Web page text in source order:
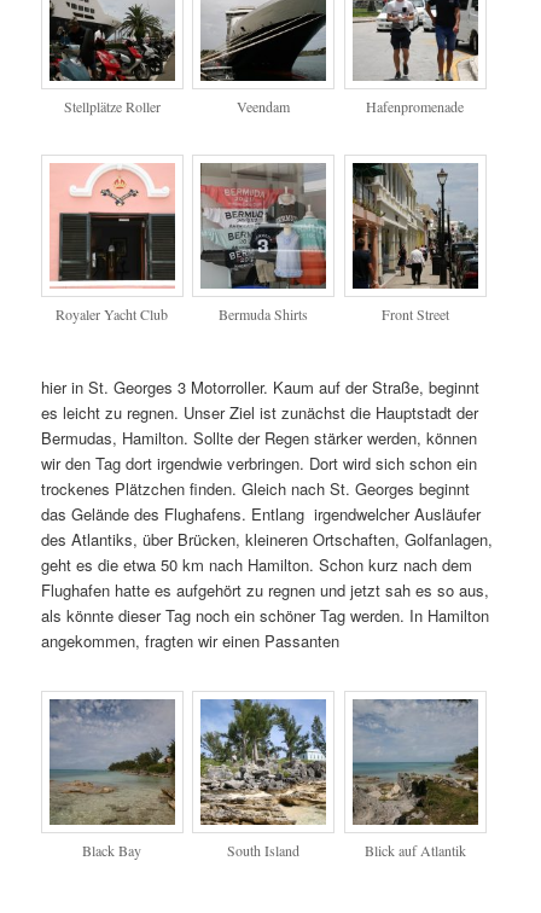
Stellplätze Roller Veendam Hafenpromenade
Royaler Yacht Club Bermuda Shirts Front Street
hier in St. Georges 3 Motorroller. Kaum auf der Straße, beginnt
es leicht zu regnen. Unser Ziel ist zunächst die Hauptstadt der
Bermudas, Hamilton. Sollte der Regen stärker werden, können
wir den Tag dort irgendwie verbringen. Dort wird sich schon ein
trockenes Plätzchen finden. Gleich nach St. Georges beginnt
das Gelände des Flughafens. Entlang irgendwelcher Ausläufer
des Atlantiks, über Brücken, kleineren Ortschaften, Golfanlagen,
geht es die etwa 50 km nach Hamilton. Schon kurz nach dem
Flughafen hatte es aufgehört zu regnen und jetzt sah es so aus,
als könnte dieser Tag noch ein schöner Tag werden. In Hamilton
angekommen, fragten wir einen Passanten
Black Bay South Island Blick auf Atlantik